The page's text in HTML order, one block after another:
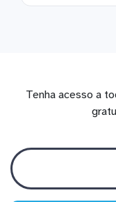
Tenha acesso a